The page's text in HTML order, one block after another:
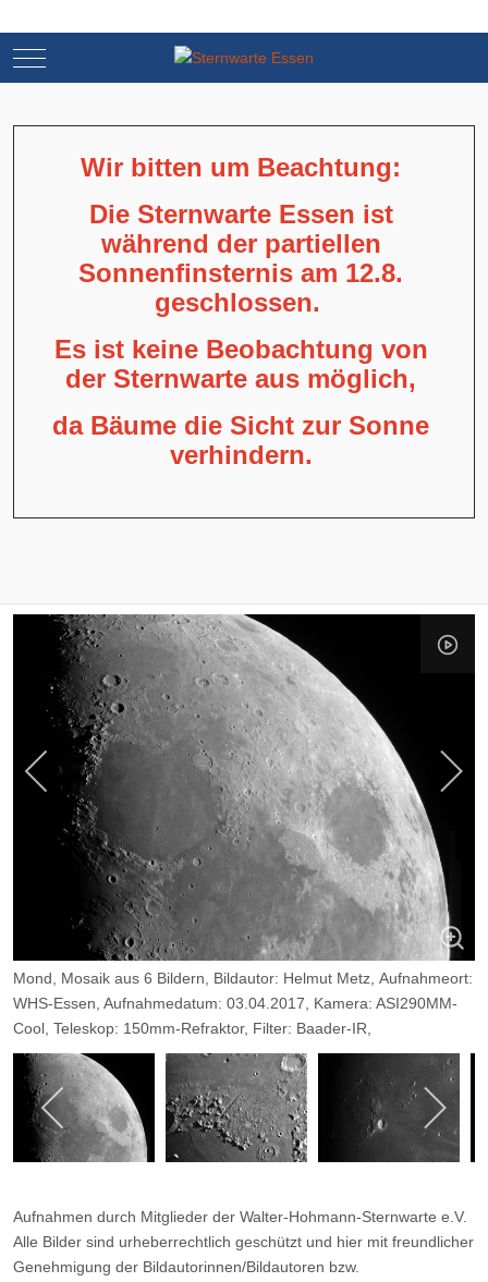
Mobile Menu Toggle
Wir bitten um Beachtung:
Die Sternwarte Essen ist
während der partiellen
Sonnenfinsternis am 12.8.
geschlossen.
Es ist keine Beobachtung von
der Sternwarte aus möglich,
da Bäume die Sicht zur Sonne
verhindern.
Mond, Mosaik aus 6 Bildern, Bildautor: Helmut Metz, Aufnahmeort:
WHS-Essen, Aufnahmedatum: 03.04.2017, Kamera: ASI290MM-
Cool, Teleskop: 150mm-Refraktor, Filter: Baader-IR,
Belichtungszeit: 0,4msec, Blende: 8,7.
Aufnahmen durch Mitglieder der Walter-Hohmann-Sternwarte e.V.
Alle Bilder sind urheberrechtlich geschützt und hier mit freundlicher
Genehmigung der Bildautorinnen/Bildautoren bzw.